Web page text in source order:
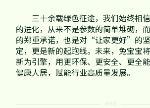
三十余载绿色征途，我们始终相
的进化，从来不是参数的简单堆砌，
的郑重承诺，也是对“让家更好”的
定，更是新的起跑线。未来，兔宝宝
新为引擎，用更环保、更安全、更全
健康人居，赋能行业高质量发展。